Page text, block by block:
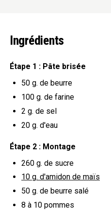
Ingrédients
Étape 1 : Pâte brisée
50 g. de beurre
100 g. de farine
2 g. de sel
20 g. d'eau
Étape 2 : Montage
260 g. de sucre
10 g. d'amidon de maïs
50 g. de beurre salé
8 à 10 pommes